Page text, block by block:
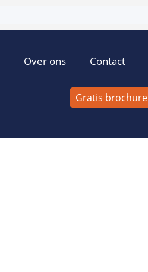
Over ons Contact
Gratis brochure